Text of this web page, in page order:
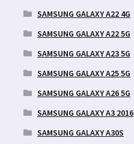
SAMSUNG GALAXY A22 4G
SAMSUNG GALAXY A22 5G
SAMSUNG GALAXY A23 5G
SAMSUNG GALAXY A25 5G
SAMSUNG GALAXY A26 5G
SAMSUNG GALAXY A3 2016
SAMSUNG GALAXY A30S